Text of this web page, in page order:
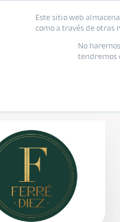
Este sitio web
como a través de otras
No
tendremos